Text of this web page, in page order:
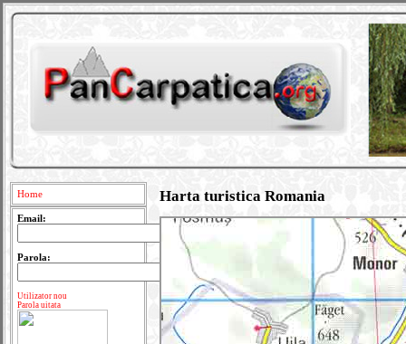
Home
Email:
Parola:
Utilizator nou
Parola uitata
Harta turistica Romania